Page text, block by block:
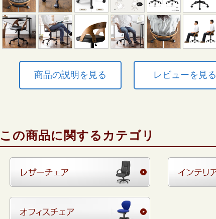
商品の説明を見る レビューを見る
この商品に関するカテゴリ